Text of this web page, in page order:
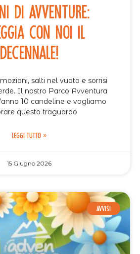
di Avventure:
con noi il
Decennale!
salti nel vuoto e sorrisi
Il nostro Parco Avventura
10 candeline e vogliamo
questo traguardo
LEGGI TUTTO »
15 Giugno 2026
AVVISI